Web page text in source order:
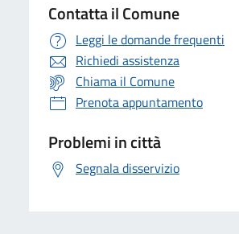
Contatta il Comune
Leggi le domande frequenti
Richiedi assistenza
Chiama il Comune
Prenota appuntamento
Problemi in città
Segnala disservizio